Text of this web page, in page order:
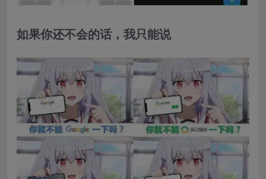
如果你还不会的话，我只能说